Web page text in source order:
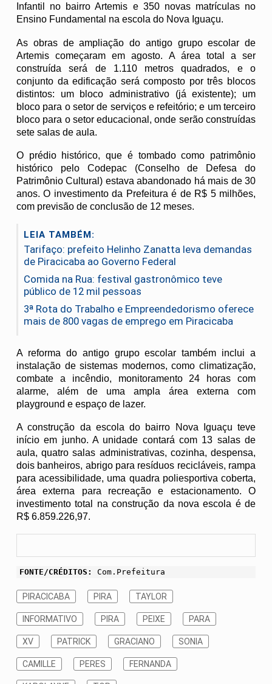
Infantil no bairro Artemis e 350 novas matrículas no
Ensino Fundamental na escola do Nova Iguaçu.
As obras de ampliação do antigo grupo escolar de
Artemis começaram em agosto. A área total a ser
construída será de 1.110 metros quadrados, e o
conjunto da edificação será composto por três blocos
distintos: um bloco administrativo (já existente); um
bloco para o setor de serviços e refeitório; e um terceiro
bloco para o setor educacional, onde serão construídas
sete salas de aula.
O prédio histórico, que é tombado como patrimônio
histórico pelo Codepac (Conselho de Defesa do
Patrimônio Cultural) estava abandonado há mais de 30
anos. O investimento da Prefeitura é de R$ 5 milhões,
com previsão de conclusão de 12 meses.
LEIA TAMBÉM:
Tarifaço: prefeito Helinho Zanatta leva demandas
de Piracicaba ao Governo Federal
Comida na Rua: festival gastronômico teve
público de 12 mil pessoas
3ª Rota do Trabalho e Empreendedorismo oferece
mais de 800 vagas de emprego em Piracicaba
A reforma do antigo grupo escolar também inclui a
instalação de sistemas modernos, como climatização,
combate a incêndio, monitoramento 24 horas com
alarme, além de uma ampla área externa com
playground e espaço de lazer.
A construção da escola do bairro Nova Iguaçu teve
início em junho. A unidade contará com 13 salas de
aula, quatro salas administrativas, cozinha, despensa,
dois banheiros, abrigo para resíduos recicláveis, rampa
para acessibilidade, uma quadra poliesportiva coberta,
área externa para recreação e estacionamento. O
investimento total na construção da nova escola é de
R$ 6.859.226,97.
FONTE/CRÉDITOS: Com.Prefeitura
PIRACICABA PIRA TAYLOR
INFORMATIVO PIRA PEIXE PARA
XV PATRICK GRACIANO SONIA
CAMILLE PERES FERNANDA